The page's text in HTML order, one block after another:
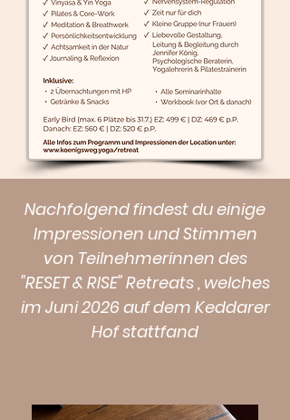
Nachfolgend findest du einige
Impressionen und Stimmen
von Teilnehmerinnen des
"RESET & RISE" Retreats , welches
im Juni 2026 auf dem Keddarer
Hof stattfand